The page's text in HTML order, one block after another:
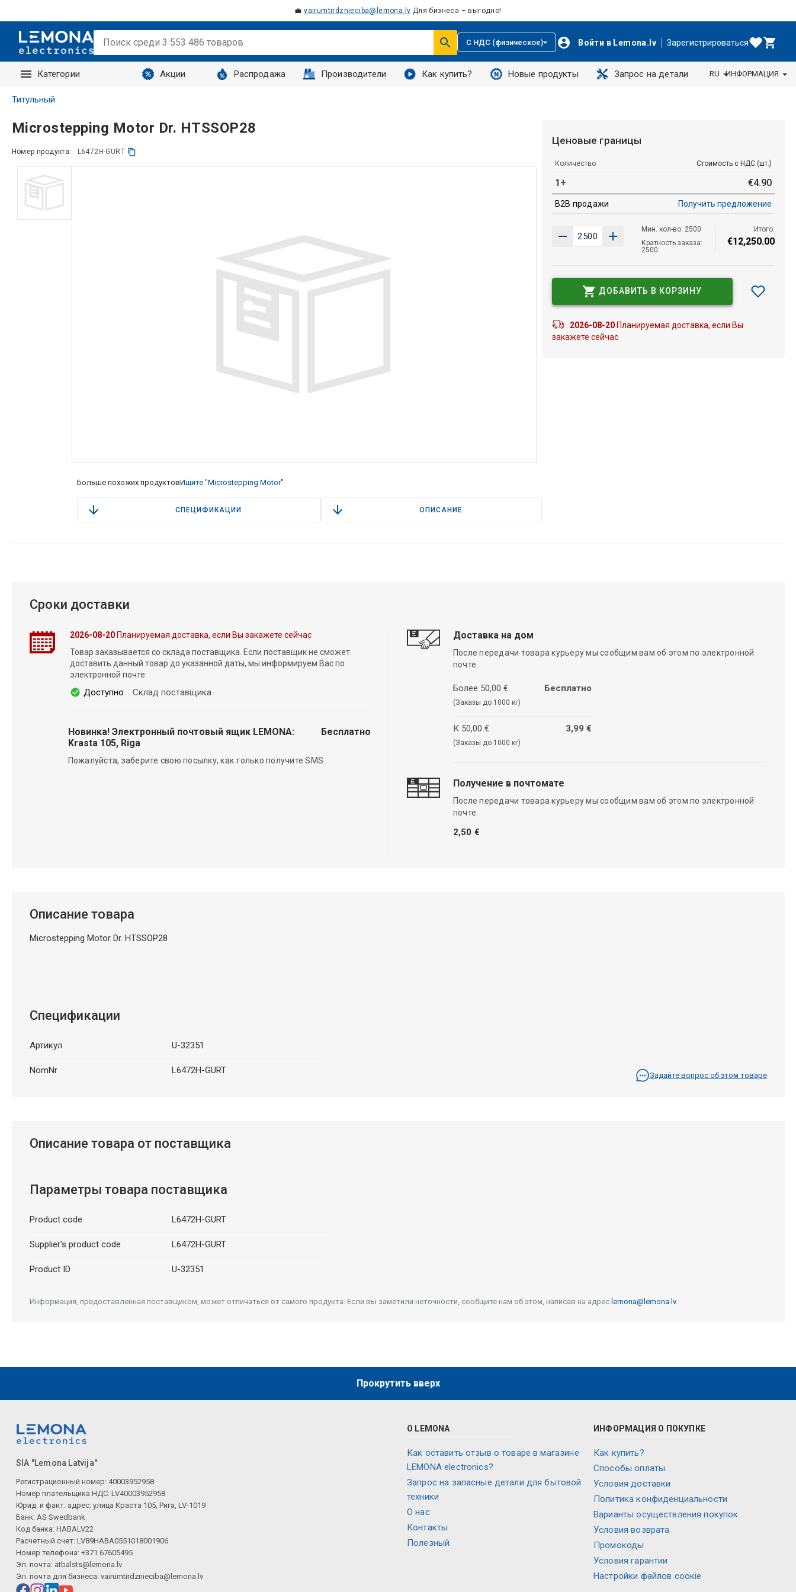
💼vairumtirdznieciba@lemona.lv Для бизнеса – выгодно!
С НДС (физическое) Войти в Lemona.lv Зарегистрироваться
Категории Акции Распродажа Производители Как купить? Новые продукты Запрос на детали
Запросы
RU ИНФОРМАЦИЯ
Титульный
Microstepping Motor Dr. HTSSOP28
Номер продукта: L6472H-GURT
Больше похожих продуктовИщите "Microstepping Motor"
СПЕЦИФИКАЦИИ ОПИСАНИЕ
Ценовые границы
Количество Стоимость с НДС (шт.)
1+ €4.90
B2B продажи Получить предложение
Мин. кол-во: 2500
Кратность заказа:
2500
Итого:
€12,250.00
ДОБАВИТЬ В КОРЗИНУ
2026-08-20Планируемая доставка, если Вы
закажете сейчас
Сроки доставки
2026-08-20Планируемая доставка, если Вы закажете сейчас
Товар заказывается со склада поставщика. Если поставщик не сможет
доставить данный товар до указанной даты, мы информируем Вас по
электронной почте.
Доступно Склад поставщика
Новинка! Электронный почтовый ящик LEMONA:
Krasta 105, Riga
Бесплатно
Пожалуйста, заберите свою посылку, как только получите SMS.
Доставка на дом
После передачи товара курьеру мы сообщим вам об этом по электронной
почте.
Более 50,00 €
(Заказы до 1000 кг)
Бесплатно
К 50,00 €
(Заказы до 1000 кг)
3,99 €
Получение в почтомате
После передачи товара курьеру мы сообщим вам об этом по электронной
почте.
2,50 €
Описание товара
Microstepping Motor Dr. HTSSOP28
Спецификации
Артикул U-32351
NomNr L6472H-GURT Задайте вопрос об этом товаре
Описание товара от поставщика
Параметры товара поставщика
Product code L6472H-GURT
Supplier's product code L6472H-GURT
Product ID U-32351
Информация, предоставленная поставщиком, может отличаться от самого продукта. Если вы заметили неточности, сообщите нам об этом, написав на адрес lemona@lemona.lv.
Прокрутить вверх
SIA "Lemona Latvija"
Регистрационный номер: 40003952958
Номер плательщика НДС: LV40003952958
Юрид. и факт. адрес: улица Краста 105, Рига, LV-1019
Банк: AS Swedbank
Код банка: HABALV22
Расчетный счет: LV89HABA0551018001906
Номер телефона: +371 67605495
Эл. почта: atbalsts@lemona.lv
Эл. почта для бизнеса: vairumtirdznieciba@lemona.lv
О LEMONA
Как оставить отзыв о товаре в магазине
LEMONA electronics?
Запрос на запасные детали для бытовой
техники
О нас
Контакты
Полезный
ИНФОРМАЦИЯ О ПОКУПКЕ
Как купить?
Способы оплаты
Условия доставки
Политика конфиденциальности
Варианты осуществления покупок
Условия возврата
Промокоды
Условия гарантии
Настройки файлов соокіе